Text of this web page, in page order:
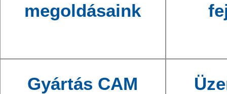
megoldásaink
Gyártás CAM